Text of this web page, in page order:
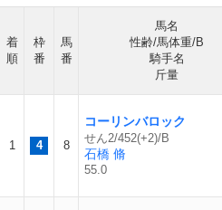
着
順
枠
番
馬
番
馬名
性齢/馬体重/B
騎手名
斤量
1 4 8
コーリンバロック
せん2/452(+2)/B
石橋 脩
55.0